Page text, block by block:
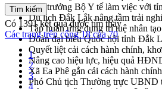
Thứ trưởng Bộ Y tế làm việc với
Du lịch Đắk Lắk nâng tầm trải
Tập huấn ứng dụng trí tuệ nhân
Đoàn đại biểu Quốc hội tỉnh Đắk
Quyết liệt cải cách hành chính,
Nâng cao hiệu lực, hiệu quả
Xã Ea Phê gắn cải cách hành
Phó Chủ tịch Thường trực UBND
Có 1391kết quả được tìm thấy
Các trang trên cổng 18 của 70
1
2
3
4